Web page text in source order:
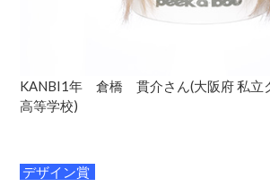
KANBI1年 倉橋 貫介さん(大阪府 私立
高等学校)
デザイン賞